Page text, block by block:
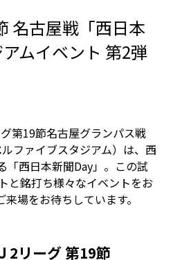
名古屋戦「西日本
ムイベント 第2弾
第19節名古屋グランパス戦
ファイブスタジアム）は、西
「西日本新聞Day」。この試
と銘打ち様々なイベントをお
場をお待ちしています。
2リーグ 第19節